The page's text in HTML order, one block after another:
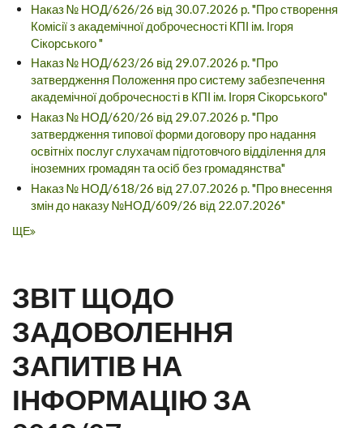
Наказ № НОД/626/26 від 30.07.2026 р. "Про створення
Комісії з академічної доброчесності КПІ ім. Ігоря
Сікорського "
Наказ № НОД/623/26 від 29.07.2026 р. "Про
затвердження Положення про систему забезпечення
академічної доброчесності в КПІ ім. Ігоря Сікорського"
Наказ № НОД/620/26 від 29.07.2026 р. "Про
затвердження типової форми договору про надання
освітніх послуг слухачам підготовчого відділення для
іноземних громадян та осіб без громадянства"
Наказ № НОД/618/26 від 27.07.2026 р. "Про внесення
змін до наказу №НОД/609/26 від 22.07.2026"
ЩЕ
ЗВІТ ЩОДО
ЗАДОВОЛЕННЯ
ЗАПИТІВ НА
ІНФОРМАЦІЮ ЗА